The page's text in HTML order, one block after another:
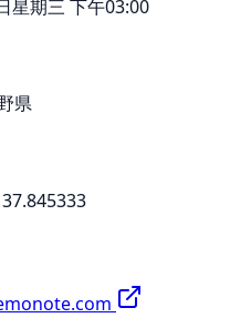
星期三 下午03:00
県